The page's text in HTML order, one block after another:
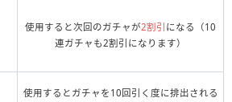
使用すると次回のガチャが2割引 になる（10
連ガチャも2割引になります）
使用するとガチャを10回引く度に排出される